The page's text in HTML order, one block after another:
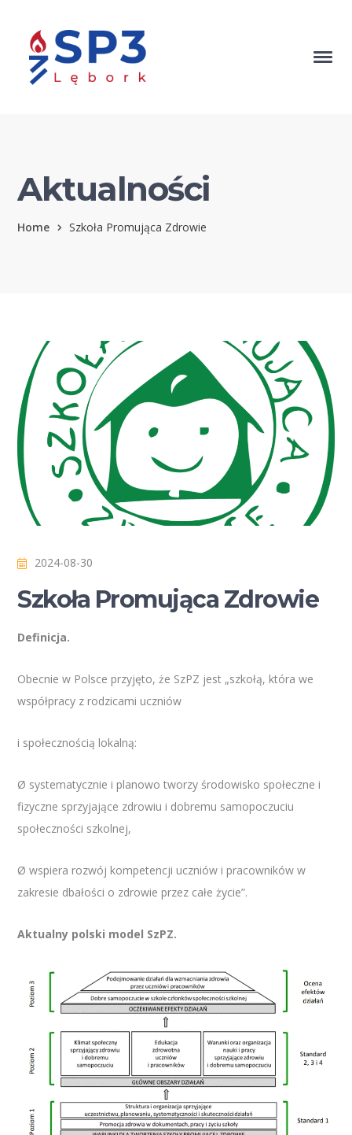
Aktualności
Home Szkoła Promująca Zdrowie
2024-08-30
Szkoła Promująca Zdrowie
Definicja.
Obecnie w Polsce przyjęto, że SzPZ jest „szkołą, która we
współpracy z rodzicami uczniów
i społecznością lokalną:
Ø systematycznie i planowo tworzy środowisko społeczne i
fizyczne sprzyjające zdrowiu i dobremu samopoczuciu
społeczności szkolnej,
Ø wspiera rozwój kompetencji uczniów i pracowników w
zakresie dbałości o zdrowie przez całe życie”.
Aktualny polski model SzPZ.